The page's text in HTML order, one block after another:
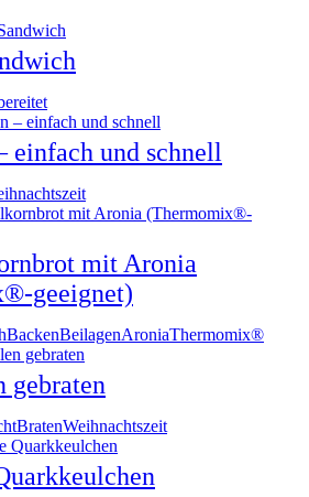
einfach und schnell
mit Aronia
geeignet)
BackenBeilagenAroniaThermomix®
gebraten
BratenWeihnachtszeit